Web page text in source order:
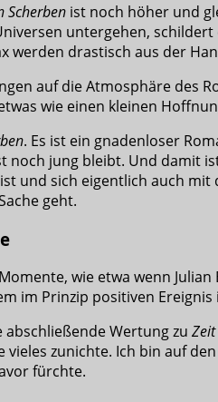
Scherben ist noch höher und
untergehen,
werden drastisch aus der
auf die Atmosphäre des
wie einen kleinen
. Es ist ein gnadenloser
noch jung bleibt. Und damit
und sich eigentlich auch mit
geht.
wie etwa wenn
im Prinzip positiven
abschließende Wertung zu
vieles zunichte. Ich bin auf
fürchte.